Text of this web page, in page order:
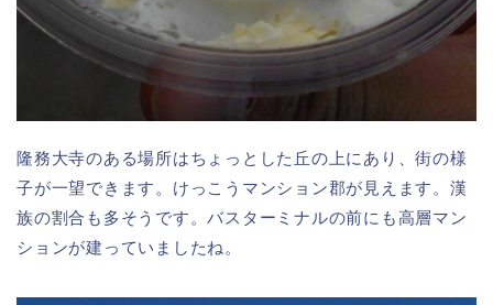
隆務大寺のある場所はちょっとした丘の上にあり、街の様
子が一望できます。けっこうマンション郡が見えます。漢
族の割合も多そうです。バスターミナルの前にも高層マン
ションが建っていましたね。